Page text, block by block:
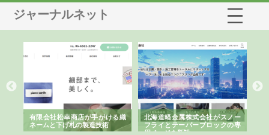
ジャーナルネット
有限会社松幸商店が手がける織
ネームと下げ札の製造技術
北海道軽金属株式会社がスノー
フライとテーパーブロックの専
用ページを新設